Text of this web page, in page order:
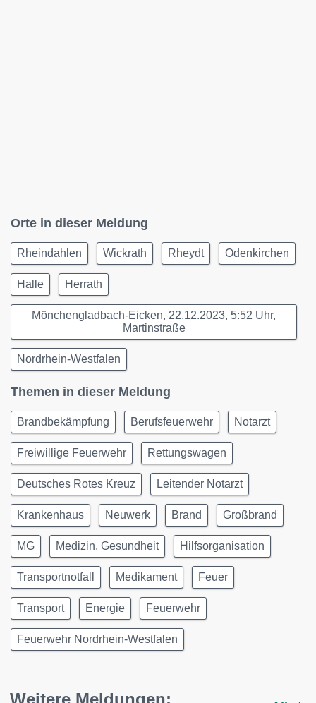
Orte in dieser Meldung
Rheindahlen Wickrath Rheydt Odenkirchen
Halle Herrath
Mönchengladbach-Eicken, 22.12.2023, 5:52 Uhr,
Martinstraße
Nordrhein-Westfalen
Themen in dieser Meldung
Brandbekämpfung Berufsfeuerwehr Notarzt
Freiwillige Feuerwehr Rettungswagen
Deutsches Rotes Kreuz Leitender Notarzt
Krankenhaus Neuwerk Brand Großbrand
MG Medizin, Gesundheit Hilfsorganisation
Transportnotfall Medikament Feuer
Transport Energie Feuerwehr
Feuerwehr Nordrhein-Westfalen